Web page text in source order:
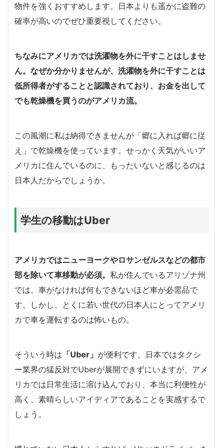
物件を強くおすすめします。日本よりも遥かに盗難の
確率が高いのでぜひ重要視してください。
ちなみにアメリカでは洗濯物を外に干すことはしませ
ん。なぜか分かりませんが、洗濯物を外に干すことは
低所得者がすることと認識されており、お金を出して
でも乾燥機を買うのがアメリカ流。
この風潮に私は納得できませんが「郷に入れば郷に従
え」で乾燥機を使っています。せっかく天気がいいア
メリカに住んでいるのに、もったいないと感じるのは
日本人だからでしょうか。
学生の移動はUber
アメリカではニューヨークやロサンゼルスなどの都市
部を除いて車移動が必須。 私が住んでいるアリゾナ州
では、車がなければ何もできないほど車が必需品で
す。しかし、とくに若い世代の日本人にとってアメリ
カで車を運転するのは怖いもの。
そういう時は 「Uber」 が便利です。日本ではタクシ
ー業界の猛反対でUberが展開できずにいますが、アメ
リカでは日常生活に溶け込んでおり、本当に利便性が
高く、素晴らしいアイディアであることを実感するで
しょう。